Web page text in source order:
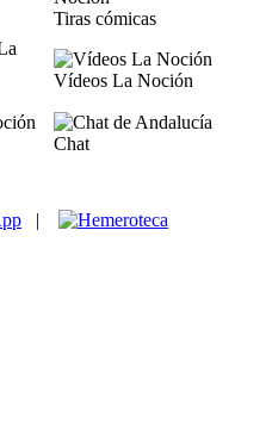
Tiras cómicas
Vídeos La Noción
Chat
|